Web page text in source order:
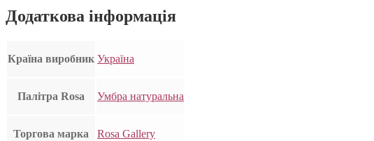
Додаткова інформація
Країна виробник Україна
Палітра Rosa Умбра натуральна
Торгова марка Rosa Gallery